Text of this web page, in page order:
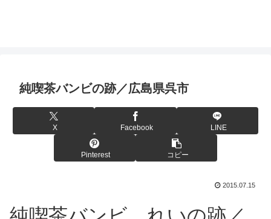
純喫茶バンビの跡／広島県呉市
X Facebook LINE
Pinterest コピー
2015.07.15